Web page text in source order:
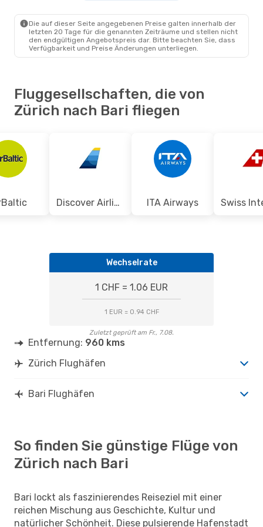
Die auf dieser Seite angegebenen Preise galten innerhalb der
letzten 20 Tage für die genannten Zeiträume und stellen nicht
den endgültigen Angebotspreis dar. Bitte beachten Sie, dass
Verfügbarkeit und Preise Änderungen unterliegen.
Fluggesellschaften, die von
Zürich nach Bari fliegen
Discover Airlines ITA Airways
Wechselrate
1 CHF = 1.06 EUR
1 EUR = 0.94 CHF
Zuletzt geprüft am Fr., 7.08.
Entfernung: 960 kms
Zürich Flughäfen
Bari Flughäfen
So finden Sie günstige Flüge von
Zürich nach Bari
Bari lockt als faszinierendes Reiseziel mit einer
reichen Mischung aus Geschichte, Kultur und
natürlicher Schönheit. Diese pulsierende Hafenstadt